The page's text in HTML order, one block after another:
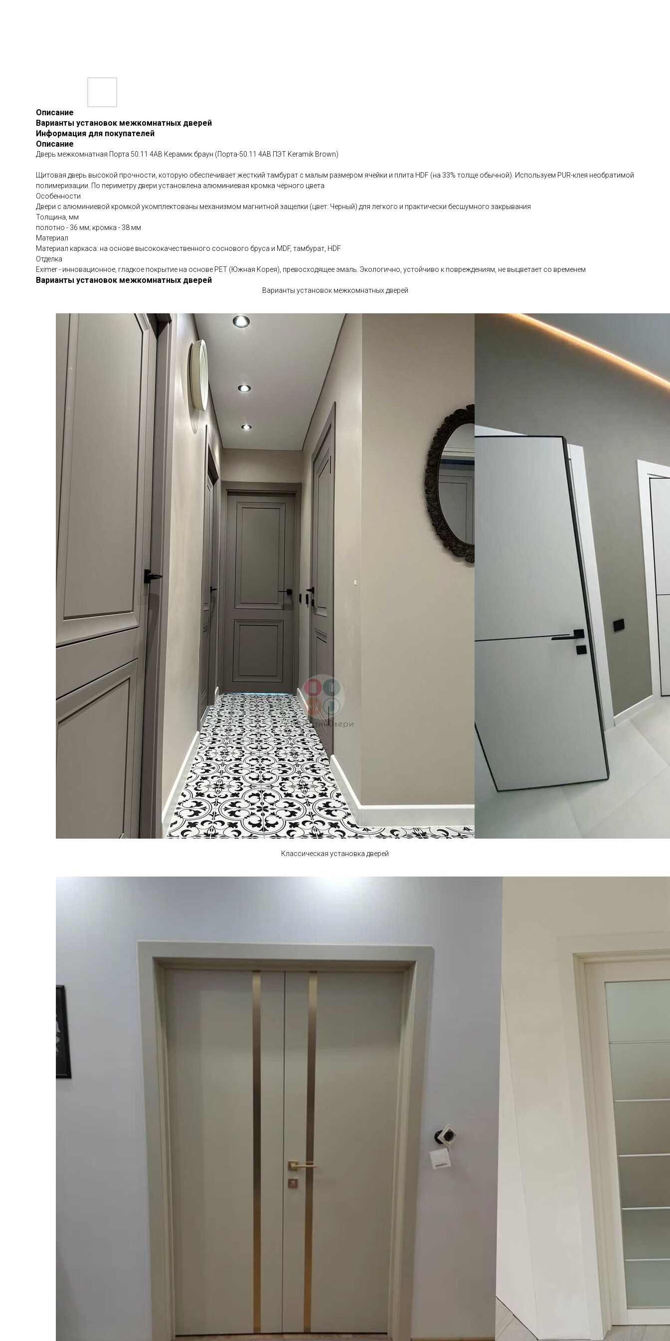
Описание
Варианты установок межкомнатных дверей
Информация для покупателей
Описание
Дверь межкомнатная Порта 50.11 4АВ Керамик браун (Порта-50.11 4AB ПЭТ Keramik Brown)
Щитовая дверь высокой прочности, которую обеспечивает жесткий тамбурат с малым размером ячейки и плита HDF (на 33% толще обычной). Используем PUR-клея необратимой
полимеризации. По периметру двери установлена алюминиевая кромка чёрного цвета
Особенности
Двери с алюминиевой кромкой укомплектованы механизмом магнитной защелки (цвет: Черный) для легкого и практически бесшумного закрывания
Толщина, мм
полотно - 36 мм; кромка - 38 мм
Материал
Материал каркаса: на основе высококачественного соснового бруса и MDF, тамбурат, HDF
Отделка
Eximer - инновационное, гладкое покрытие на основе PET (Южная Корея), превосходящее эмаль. Экологично, устойчиво к повреждениям, не выцветает со временем
Варианты установок межкомнатных дверей
Варианты установок межкомнатных дверей
Классическая установка дверей